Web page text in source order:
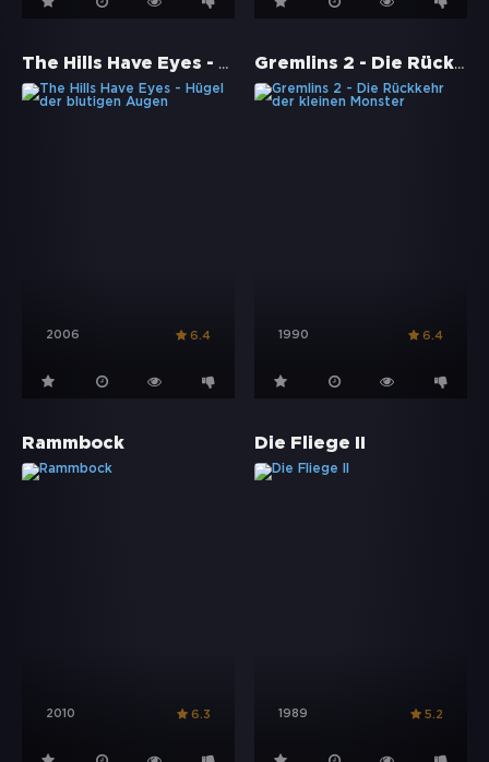
The Hills Have Eyes - Hügel der blutigen Augen
2006 6.4
Gremlins 2 - Die Rückkehr der kleinen Monster
1990 6.4
Rammbock
2010 6.3
Die Fliege II
1989 5.2